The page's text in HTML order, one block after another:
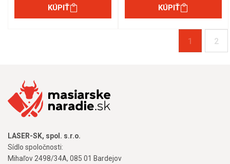
KÚPIŤ KÚPIŤ
1 2
LASER-SK, spol. s.r.o.
Sídlo spoločnosti:
Mihaľov 2498/34A, 085 01 Bardejov